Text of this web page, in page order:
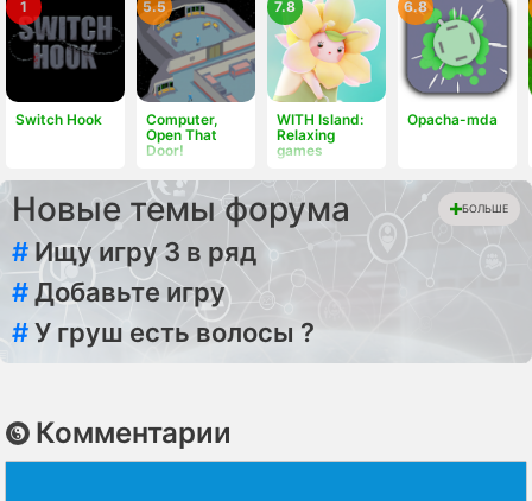
Switch Hook
1
Computer,
Open That
Door!
5.5
WITH Island:
Relaxing
games
7.8
Opacha-mda
6.8
Новые темы форума БОЛЬШЕ
# Ищу игру 3 в ряд
#Добавьте игру
#У груш есть волосы ?
Комментарии